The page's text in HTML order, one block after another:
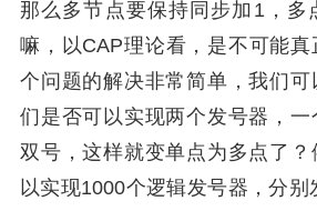
那么多节点要保持同步加1，多
嘛，以CAP理论看，是不可能
个问题的解决非常简单，我们
们是否可以实现两个发号器，
双号，这样就变单点为多点了
以实现1000个逻辑发号器，分